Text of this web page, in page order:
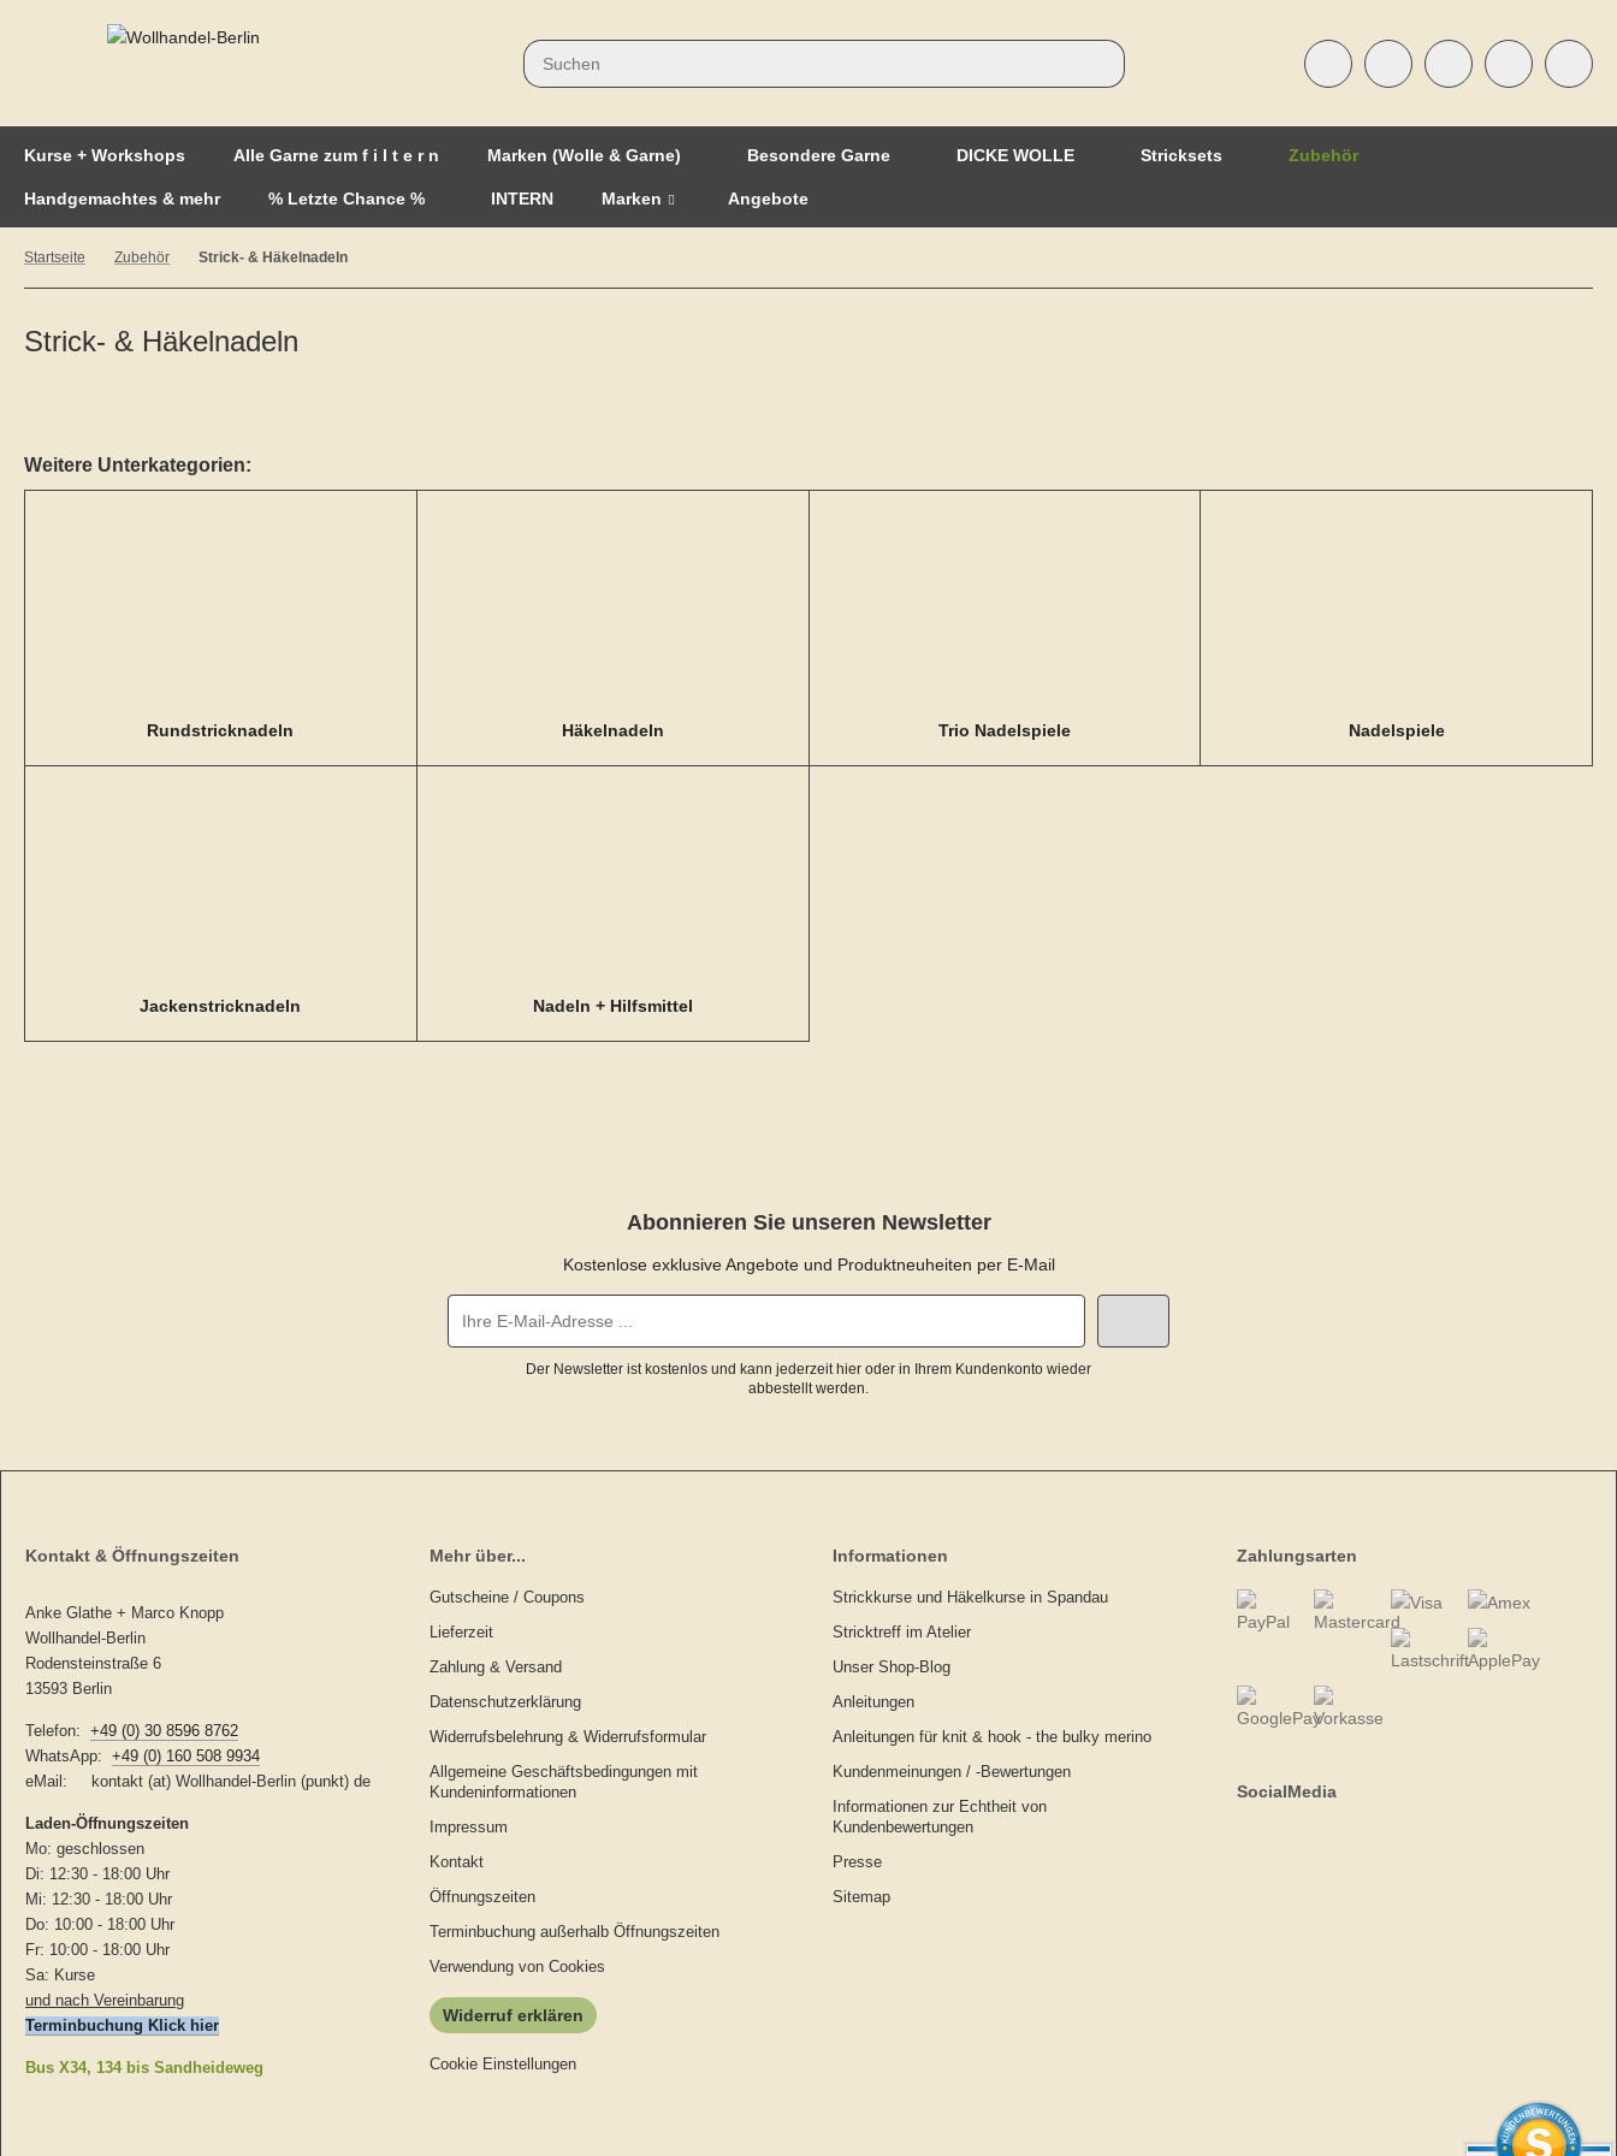
Kurse + Workshops Alle Garne zum f i l t e r n Marken (Wolle & Garne) Besondere Garne DICKE WOLLE Stricksets Zubehör
Handgemachtes & mehr % Letzte Chance % INTERN Marken Angebote
Startseite Zubehör Strick- & Häkelnadeln
Strick- & Häkelnadeln
Weitere Unterkategorien:
Rundstricknadeln Häkelnadeln Trio Nadelspiele Nadelspiele
Jackenstricknadeln Nadeln + Hilfsmittel
Abonnieren Sie unseren Newsletter
Kostenlose exklusive Angebote und Produktneuheiten per E-Mail
Der Newsletter ist kostenlos und kann jederzeit hier oder in Ihrem Kundenkonto wieder
abbestellt werden.
Kontakt & Öffnungszeiten
Anke Glathe + Marco Knopp
Wollhandel-Berlin
Rodensteinstraße 6
13593 Berlin
Telefon: +49 (0) 30 8596 8762
WhatsApp: +49 (0) 160 508 9934
eMail: kontakt (at) Wollhandel-Berlin (punkt) de
Laden-Öffnungszeiten
Mo: geschlossen
Di: 12:30 - 18:00 Uhr
Mi: 12:30 - 18:00 Uhr
Do: 10:00 - 18:00 Uhr
Fr: 10:00 - 18:00 Uhr
Sa: Kurse
und nach Vereinbarung
Terminbuchung Klick hier
Bus X34, 134 bis Sandheideweg
Mehr über...
Gutscheine / Coupons
Lieferzeit
Zahlung & Versand
Datenschutzerklärung
Widerrufsbelehrung & Widerrufsformular
Allgemeine Geschäftsbedingungen mit
Kundeninformationen
Impressum
Kontakt
Öffnungszeiten
Terminbuchung außerhalb Öffnungszeiten
Verwendung von Cookies
Widerruf erklären
Cookie Einstellungen
Informationen
Strickkurse und Häkelkurse in Spandau
Stricktreff im Atelier
Unser Shop-Blog
Anleitungen
Anleitungen für knit & hook - the bulky merino
Kundenmeinungen / -Bewertungen
Informationen zur Echtheit von
Kundenbewertungen
Presse
Sitemap
Zahlungsarten
SocialMedia